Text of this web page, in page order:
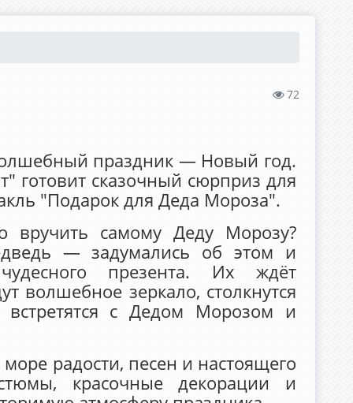
72
праздник — Новый год.
готовит сказочный сюрприз для
"Подарок для Деда Мороза".
самому Деду Морозу?
— задумались об этом и
презента. Их ждёт
волшебное зеркало, столкнутся
с Дедом Морозом и
радости, песен и настоящего
красочные декорации и